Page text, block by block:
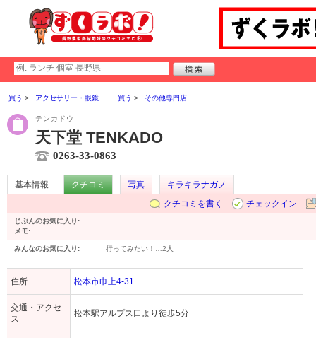
買う アクセサリー・眼鏡 買う その他専門店
テンカドウ
天下堂 TENKADO
0263-33-0863
基本情報 クチコミ 写真
キラキラナガノ
クチコミを書く
チェックイン
じぶんのお気に入り:
メモ:
みんなのお気に入り: 行ってみたい！… 2人
住所 松本市巾上4-31
交通・アクセ
ス
松本駅アルプス口より徒歩5分